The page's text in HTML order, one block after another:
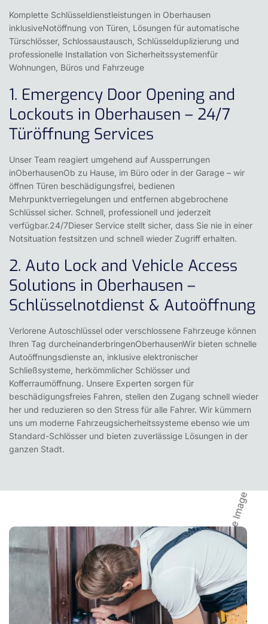
Komplette Schlüsseldienstleistungen in Oberhausen
inklusiveNotöffnung von Türen, Lösungen für automatische
Türschlösser, Schlossaustausch, Schlüsselduplizierung und
professionelle Installation von Sicherheitssystemenfür
Wohnungen, Büros und Fahrzeuge
1. Emergency Door Opening and
Lockouts in Oberhausen – 24/7
Türöffnung Services
Unser Team reagiert umgehend auf Aussperrungen
inOberhausenOb zu Hause, im Büro oder in der Garage – wir
öffnen Türen beschädigungsfrei, bedienen
Mehrpunktverriegelungen und entfernen abgebrochene
Schlüssel sicher. Schnell, professionell und jederzeit
verfügbar.24/7Dieser Service stellt sicher, dass Sie nie in einer
Notsituation festsitzen und schnell wieder Zugriff erhalten.
2. Auto Lock and Vehicle Access
Solutions in Oberhausen –
Schlüsselnotdienst & Autoöffnung
Verlorene Autoschlüssel oder verschlossene Fahrzeuge können
Ihren Tag durcheinanderbringenOberhausenWir bieten schnelle
Autoöffnungsdienste an, inklusive elektronischer
Schließsysteme, herkömmlicher Schlösser und
Kofferraumöffnung. Unsere Experten sorgen für
beschädigungsfreies Fahren, stellen den Zugang schnell wieder
her und reduzieren so den Stress für alle Fahrer. Wir kümmern
uns um moderne Fahrzeugsicherheitssysteme ebenso wie um
Standard-Schlösser und bieten zuverlässige Lösungen in der
ganzen Stadt.